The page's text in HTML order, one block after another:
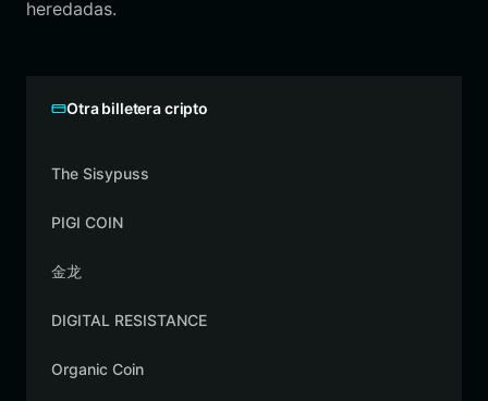
heredadas.
Otra billetera cripto
The Sisypuss
PIGI COIN
金龙
DIGITAL RESISTANCE
Organic Coin